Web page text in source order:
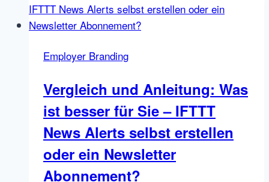
Top
Ergebnisse
Grafik
Employer Branding
Vergleich und Anleitung: Was
ist besser für Sie – IFTTT
News Alerts selbst erstellen
oder ein Newsletter
Abonnement?